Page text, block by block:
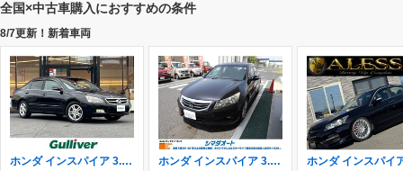
全国×中古車購入におすすめの条件
8/7更新！新着車両
ホンダ インスパイア 3.0 30TL 純正ナビ/バックカメラ/クルーズコントロー ホンダ インスパイア 3.5 HDDナビ ワンセグTV バックカメラ ETC